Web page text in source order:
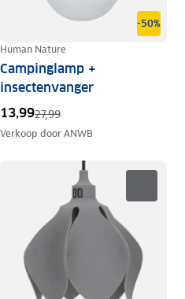
-50%
Human Nature
Campinglamp +
insectenvanger
13,9927,99
Verkoop doorANWB